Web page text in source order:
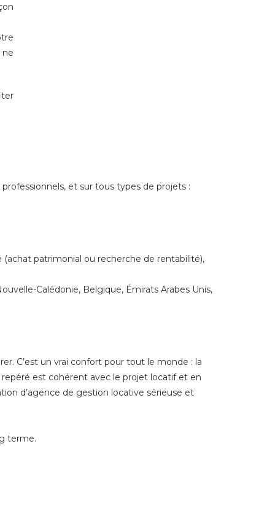
et sur tous types de projets :
patrimonial ou recherche de rentabilité),
Calédonie, Belgique, Émirats Arabes Unis,
C’est un vrai confort pour tout le monde : la
est cohérent avec le projet locatif et en
d’agence de gestion locative sérieuse et
terme.